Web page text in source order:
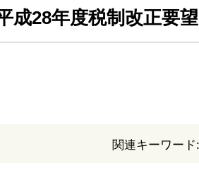
28年度税制改正要望
関連キーワード: